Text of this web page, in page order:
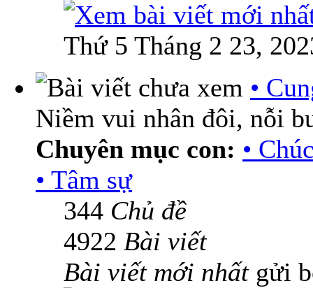
Thứ 5 Tháng 2 23,
•
Niềm vui nhân đôi, nỗi
Chuyên mục con: •
• Tâm sự
344 Chủ đề
4922 Bài viết
Bài viết mới nhấtgửi